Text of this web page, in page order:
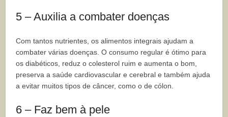
5 – Auxilia a combater doenças
Com tantos nutrientes, os alimentos integrais ajudam a
combater várias doenças. O consumo regular é ótimo para
os diabéticos, reduz o colesterol ruim e aumenta o bom,
preserva a saúde cardiovascular e cerebral e também ajuda
a evitar muitos tipos de câncer, como o de cólon.
6 – Faz bem à pele